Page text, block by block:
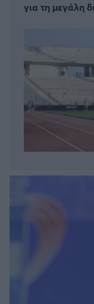
για τη μεγάλη